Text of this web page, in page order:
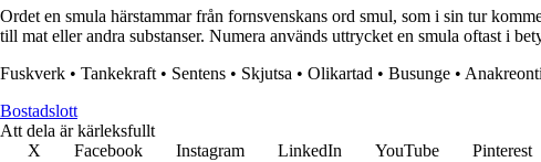
Ordet en smula härstammar från fornsvenskans ord smul, som i sin tur
till mat eller andra substanser. Numera används uttrycket en smula oftast i
Fuskverk • Tankekraft • Sentens • Skjutsa • Olikartad • Busunge •
Bostadslott
Att dela är kärleksfullt
X
Facebook Instagram LinkedIn YouTube Pinterest